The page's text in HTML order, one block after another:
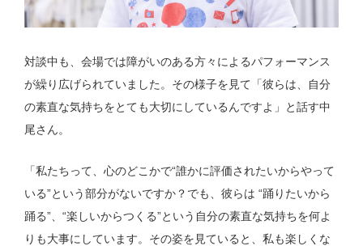
対談中も、会場では障がいのある方々によるパフォーマンス
が繰り広げられていました。その様子を見て「彼らは、自分
の素直な気持ちをとても大切にしているんですよ」と話す中
尾さん。
「私たちって、心のどこかで“誰かに評価されたいからやって
いる”という部分がないですか？でも、彼らは “踊りたいから
踊る”、“楽しいからつくる”という自分の素直な気持ちを何よ
りも大事にしています。その姿を見ていると、私も楽しくな